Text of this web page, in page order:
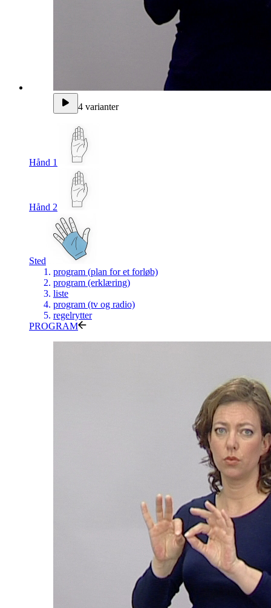
4 varianter
Hånd 1
Hånd 2
Sted
program (plan for et forløb)
program (erklæring)
liste
program (tv og radio)
regelrytter
PROGRAM